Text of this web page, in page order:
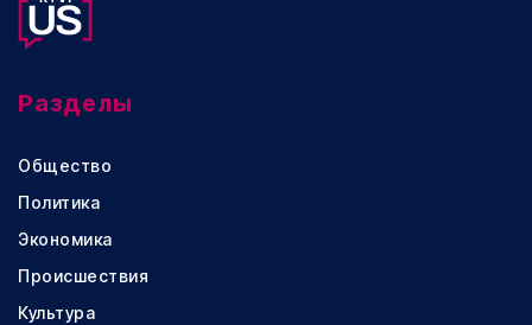
Разделы
Общество
Политика
Экономика
Происшествия
Культура